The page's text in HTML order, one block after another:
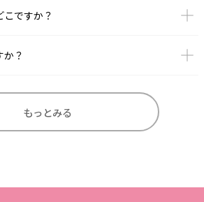
ですか？
？
もっとみる